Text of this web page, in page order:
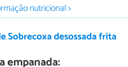
nutricional >
Sobrecoxa desossada frita
empanada: